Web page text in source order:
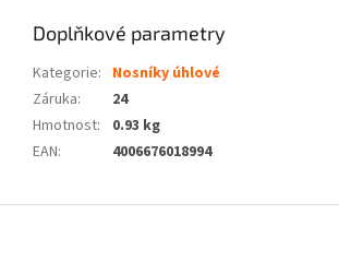
Doplňkové parametry
Kategorie: Nosníky úhlové
Záruka:
24
Hmotnost:
0.93 kg
EAN: 4006676018994